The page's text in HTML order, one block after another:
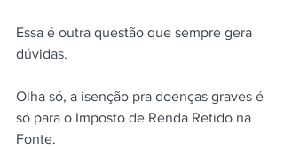
Essa é outra questão que sempre gera
dúvidas.
Olha só, a isenção pra doenças graves é
só para o Imposto de Renda Retido na
Fonte.